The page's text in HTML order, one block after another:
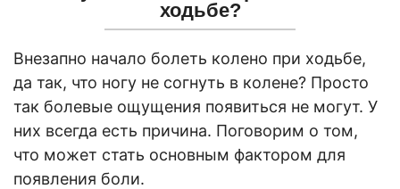
ходьбе?
Внезапно начало болеть колено при ходьбе,
да так, что ногу не согнуть в колене? Просто
так болевые ощущения появиться не могут. У
них всегда есть причина. Поговорим о том,
что может стать основным фактором для
появления боли.